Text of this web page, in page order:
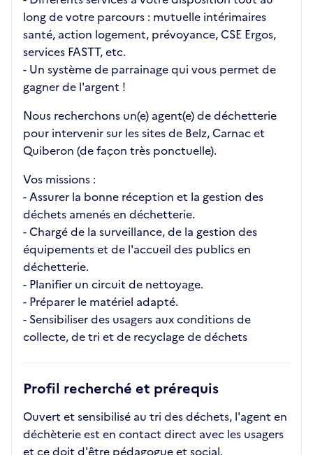
long de votre parcours : mutuelle intérimaires
santé, action logement, prévoyance, CSE Ergos,
services FASTT, etc.
- Un système de parrainage qui vous permet de
gagner de l'argent !
Nous recherchons un(e) agent(e) de déchetterie
pour intervenir sur les sites de Belz, Carnac et
Quiberon (de façon très ponctuelle).
Vos missions :
- Assurer la bonne réception et la gestion des
déchets amenés en déchetterie.
- Chargé de la surveillance, de la gestion des
équipements et de l'accueil des publics en
déchetterie.
- Planifier un circuit de nettoyage.
- Préparer le matériel adapté.
- Sensibiliser des usagers aux conditions de
collecte, de tri et de recyclage de déchets
Profil recherché et prérequis
Ouvert et sensibilisé au tri des déchets, l'agent en
déchèterie est en contact direct avec les usagers
et ce doit d'être pédagogue et social.